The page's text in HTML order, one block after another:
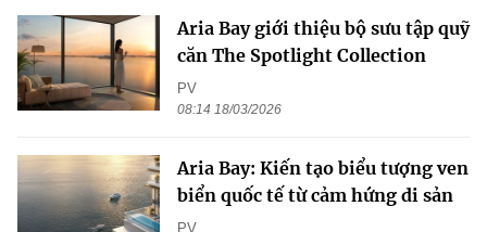
Aria Bay giới thiệu bộ sưu tập quỹ
căn The Spotlight Collection
PV
08:14 18/03/2026
Aria Bay: Kiến tạo biểu tượng ven
biển quốc tế từ cảm hứng di sản
PV